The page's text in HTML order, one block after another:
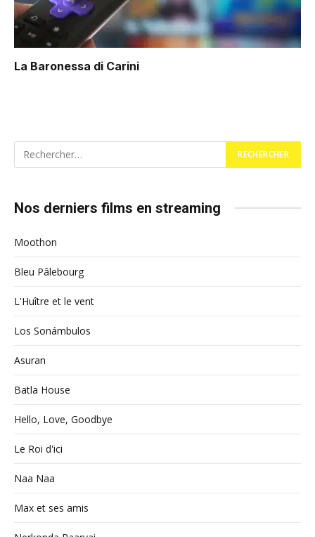
La Baronessa di Carini
Nos derniers films en streaming
Moothon
Bleu Pâlebourg
L'Huître et le vent
Los Sonámbulos
Asuran
Batla House
Hello, Love, Goodbye
Le Roi d'ici
Naa Naa
Max et ses amis